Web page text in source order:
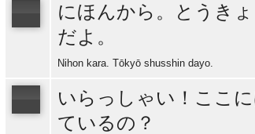
にほんから。とうき
だよ。
Nihon kara. Tōkyō shusshin dayo.
いらっしゃい！ここ
ているの？